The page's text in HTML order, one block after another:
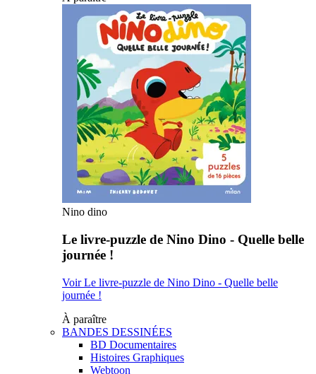
Nino dino
Le livre-puzzle de Nino Dino - Quelle belle
journée !
Voir Le livre-puzzle de Nino Dino - Quelle belle
journée !
À paraître
BANDES DESSINÉES
BD Documentaires
Histoires Graphiques
Webtoon